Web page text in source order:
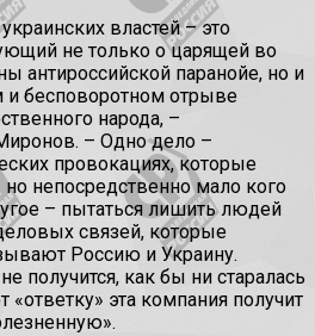
властей – это
не только о царящей во
антироссийской паранойе, но и
и бесповоротном отрыве
народа, –
– Одно дело –
провокациях, которые
непосредственно мало кого
– пытаться лишить людей
связей, которые
Россию и Украину.
получится, как бы ни старалась
эта компания получит